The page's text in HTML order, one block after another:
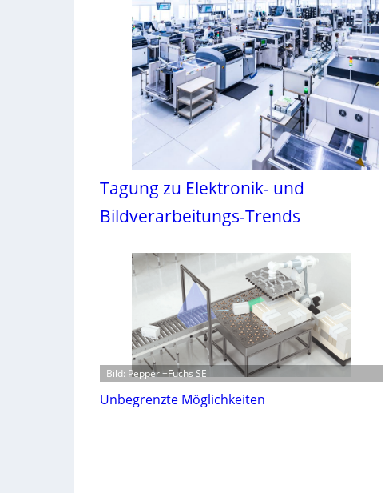
Tagung zu Elektronik- und
Bildverarbeitungs-Trends
Bild: Pepperl+Fuchs SE
Unbegrenzte Möglichkeiten